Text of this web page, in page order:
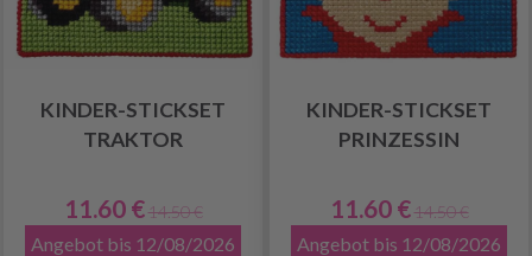
KINDER-STICKSET
TRAKTOR
11.60 € 14.50 €
Angebot bis 12/08/2026
KINDER-STICKSET
PRINZESSIN
11.60 € 14.50 €
Angebot bis 12/08/2026